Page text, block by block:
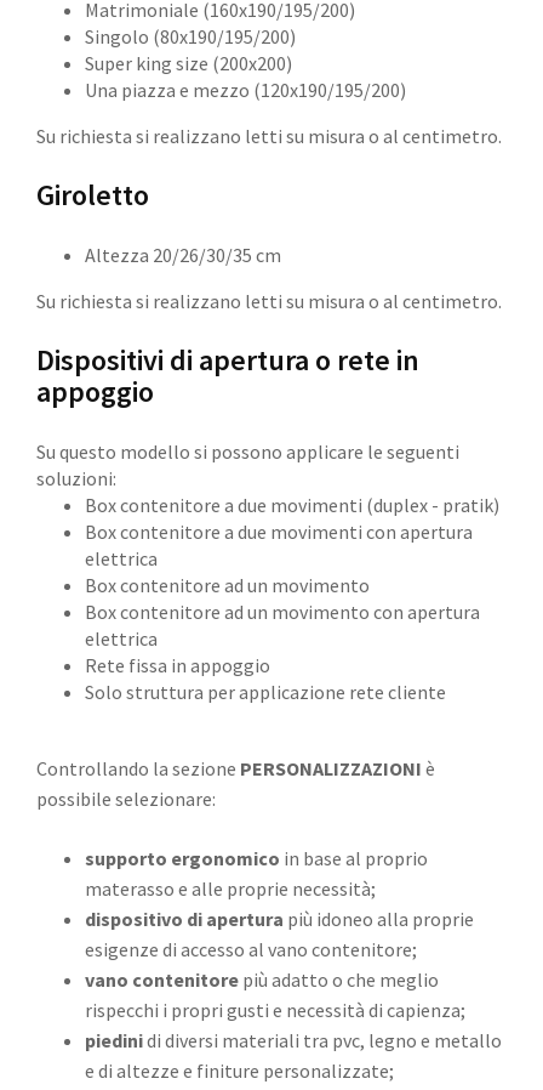
Matrimoniale (160x190/195/200)
Singolo (80x190/195/200)
Super king size (200x200)
Una piazza e mezzo (120x190/195/200)
Su richiesta si realizzano letti su misura o al centimetro.
Giroletto
Altezza 20/26/30/35 cm
Su richiesta si realizzano letti su misura o al centimetro.
Dispositivi di apertura o rete in
appoggio
Su questo modello si possono applicare le seguenti
soluzioni:
Box contenitore a due movimenti (duplex - pratik)
Box contenitore a due movimenti con apertura
elettrica
Box contenitore ad un movimento
Box contenitore ad un movimento con apertura
elettrica
Rete fissa in appoggio
Solo struttura per applicazione rete cliente
Controllando la sezione PERSONALIZZAZIONI è
possibile selezionare:
supporto ergonomico in base al proprio
materasso e alle proprie necessità;
dispositivo di apertura più idoneo alla proprie
esigenze di accesso al vano contenitore;
vano contenitore più adatto o che meglio
rispecchi i propri gusti e necessità di capienza;
piedinidi diversi materiali tra pvc, legno e metallo
e di altezze e finiture personalizzate;